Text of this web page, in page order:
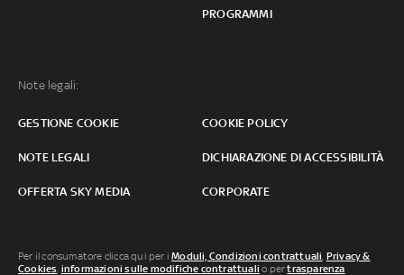
PROGRAMMI
Note legali:
GESTIONE COOKIE COOKIE POLICY
NOTE LEGALI DICHIARAZIONE DI ACCESSIBILITÀ
OFFERTA SKY MEDIA CORPORATE
Per il consumatore clicca qui per iModuli, Condizioni contrattuali Privacy &
Cookies informazioni sulle modifiche contrattuali o pertrasparenza